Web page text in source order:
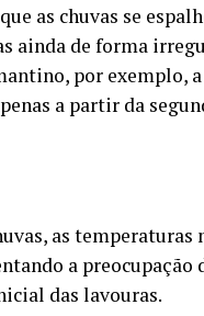
as chuvas se
ainda de forma
por exemplo,
a partir da
as temperaturas
a
das lavouras.